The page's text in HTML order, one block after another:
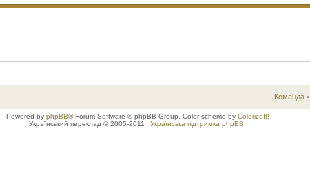
Команда •
Powered by phpBB® Forum Software © phpBB Group. Color scheme by ColorizeIt!
Український переклад © 2005-2011
Українська підтримка phpBB